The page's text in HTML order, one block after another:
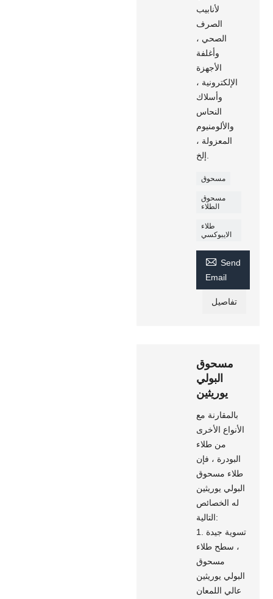
لأنابيب
الصرف
الصحي ،
وأغلفة
الأجهزة
الإلكترونية ،
وأسلاك
النحاس
والألومنيوم
المعزولة ،
مسحوق
مسحوق
الطلاء
طلاء
الايبوكسي
 Send
Email
تفاصيل
مسحوق
البولي
يوريثين
بالمقارنة مع
الأنواع الأخرى
من طلاء
البودرة ، فإن
طلاء مسحوق
البولي يوريثين
له الخصائص
التالية:
1. تسوية جيدة
، سطح طلاء
مسحوق
البولي يوريثين
عالي اللمعان